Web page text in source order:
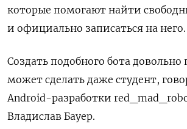
которые помогают найти
и официально записаться на него.
Создать подобного бота довольно
может сделать даже студент,
Android-разработки
Владислав Бауер.